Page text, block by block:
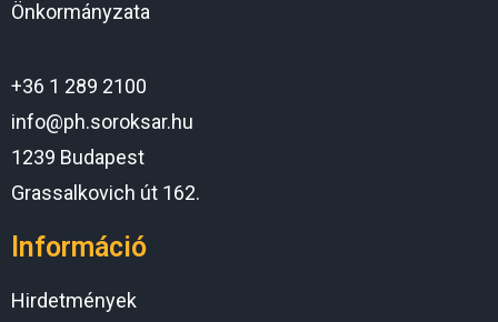
Önkormányzata
+36 1 289 2100
info@ph.soroksar.hu
1239 Budapest
Grassalkovich út 162.
Információ
Hirdetmények